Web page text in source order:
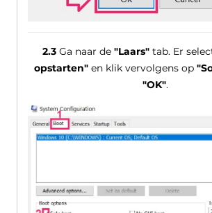
2.3 Ga naar de"Laars" tab. Er
opstarten" en klik vervolgens op
"OK".